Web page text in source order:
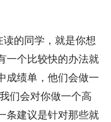
的同学，就是你想
一个比较快的办法就
成绩单，他们会做一
们会对你做一个高
条建议是针对那些就